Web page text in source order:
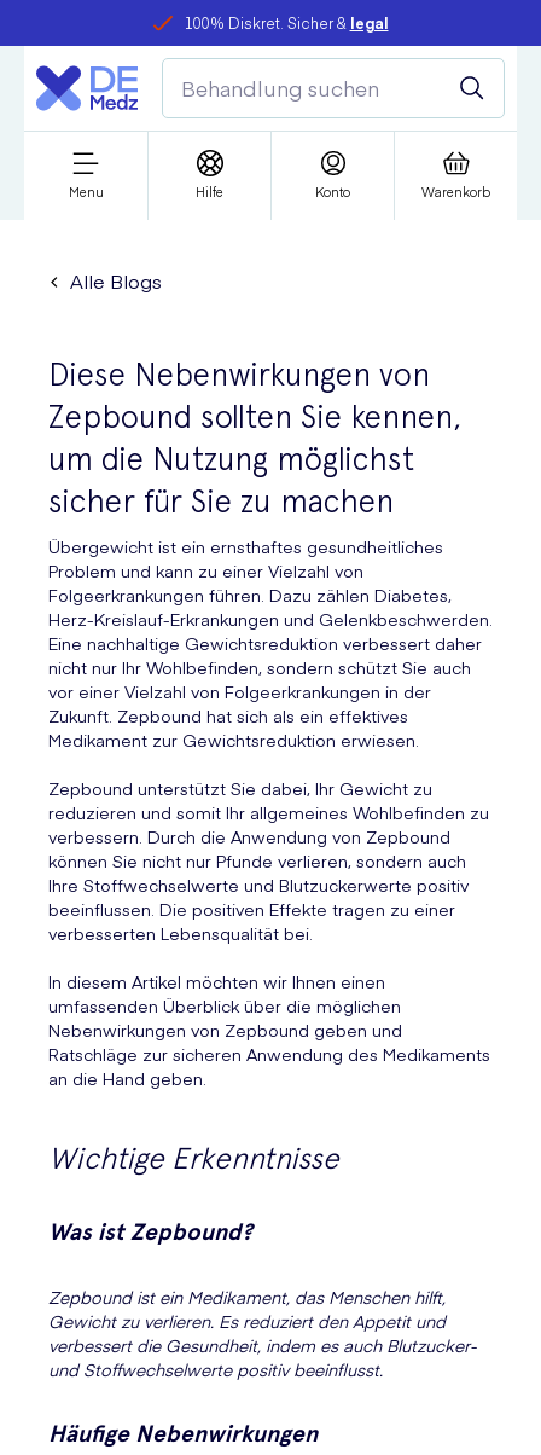
100% Diskret. Sicher & legal
Menu Hilfe Konto Warenkorb
Alle Blogs
Diese Nebenwirkungen von
Zepbound sollten Sie kennen,
um die Nutzung möglichst
sicher für Sie zu machen
Übergewicht ist ein ernsthaftes gesundheitliches
Problem und kann zu einer Vielzahl von
Folgeerkrankungen führen. Dazu zählen Diabetes,
Herz-Kreislauf-Erkrankungen und Gelenkbeschwerden.
Eine nachhaltige Gewichtsreduktion verbessert daher
nicht nur Ihr Wohlbefinden, sondern schützt Sie auch
vor einer Vielzahl von Folgeerkrankungen in der
Zukunft. Zepbound hat sich als ein effektives
Medikament zur Gewichtsreduktion erwiesen.
Zepbound unterstützt Sie dabei, Ihr Gewicht zu
reduzieren und somit Ihr allgemeines Wohlbefinden zu
verbessern. Durch die Anwendung von Zepbound
können Sie nicht nur Pfunde verlieren, sondern auch
Ihre Stoffwechselwerte und Blutzuckerwerte positiv
beeinflussen. Die positiven Effekte tragen zu einer
verbesserten Lebensqualität bei.
In diesem Artikel möchten wir Ihnen einen
umfassenden Überblick über die möglichen
Nebenwirkungen von Zepbound geben und
Ratschläge zur sicheren Anwendung des Medikaments
an die Hand geben.
Wichtige Erkenntnisse
Was ist Zepbound?
Zepbound ist ein Medikament, das Menschen hilft,
Gewicht zu verlieren. Es reduziert den Appetit und
verbessert die Gesundheit, indem es auch Blutzucker-
und Stoffwechselwerte positiv beeinflusst.
Häufige Nebenwirkungen